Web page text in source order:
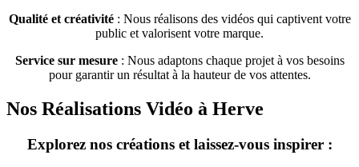
Qualité et créativité: Nous réalisons des vidéos qui captivent votre
public et valorisent votre marque.
Service sur mesure: Nous adaptons chaque projet à vos besoins
pour garantir un résultat à la hauteur de vos attentes.
Nos Réalisations Vidéo à Herve
Explorez nos créations et laissez-vous inspirer :